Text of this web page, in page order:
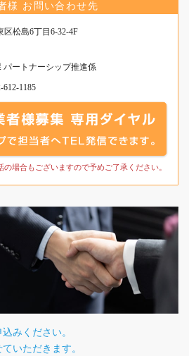
様 お問い合わせ先
松島6丁目6-32-4F
パートナーシップ推進係
1185
場合もございますので予めご了承ください。
みください。
いただきます。